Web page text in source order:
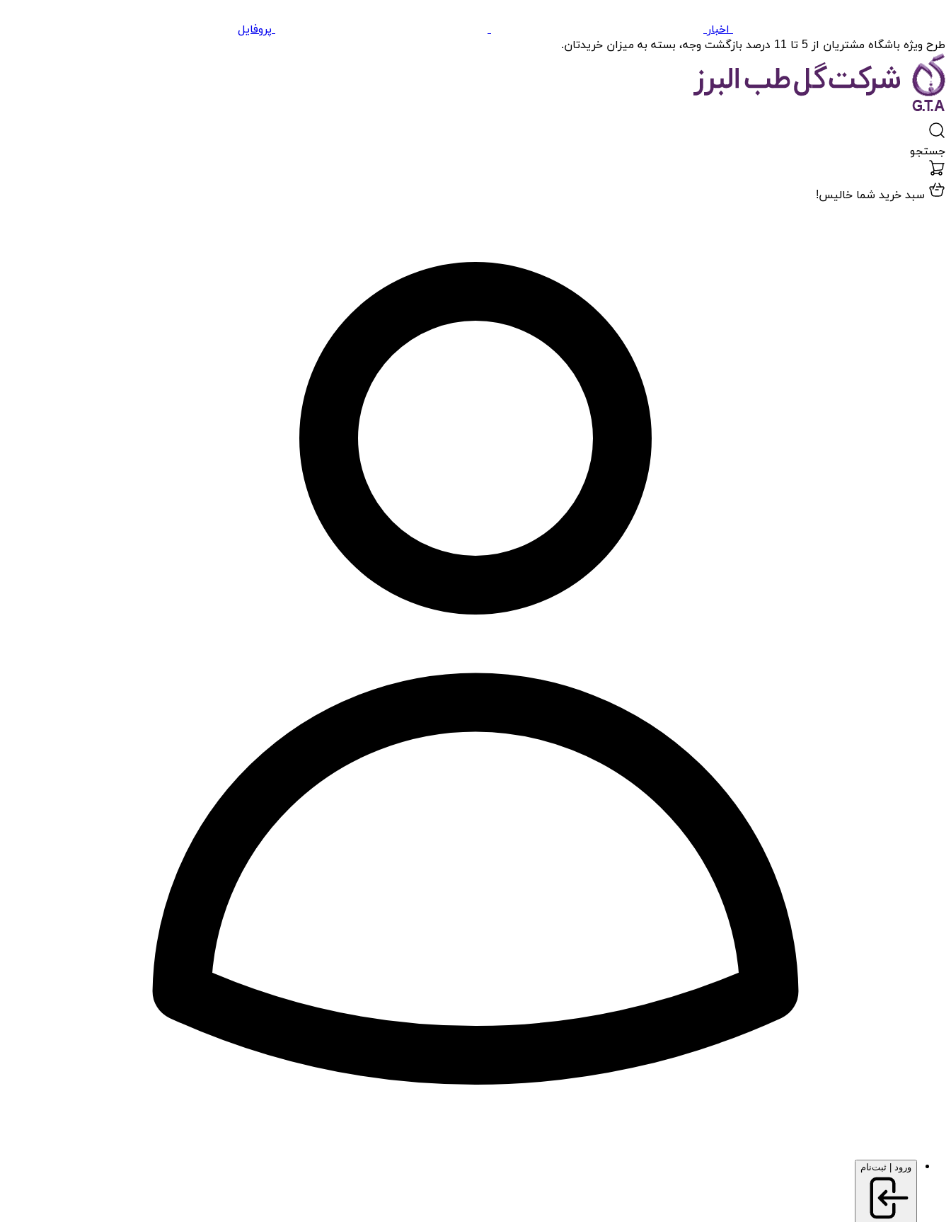
اخبار
پروفایل
طرح ویژه باشگاه مشتریان از 5 تا 11 درصد بازگشت وجه، بسته به میزان خریدتان.
جستجو
سبد خرید شما خالیس!
ورود | ثبت‌نام